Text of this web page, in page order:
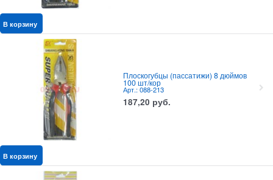
В корзину
Плоскогубцы (пассатижи) 8 дюймов
100 шт/кор
Арт.: 088-213
187,20 руб.
В корзину